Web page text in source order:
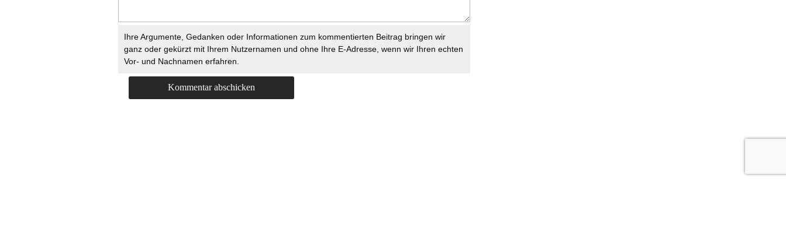
Ihre Argumente, Gedanken oder Informationen zum kommentierten Beitrag bringen wir
ganz oder gekürzt mit Ihrem Nutzernamen und ohne Ihre E-Adresse, wenn wir Ihren echten
Vor- und Nachnamen erfahren.